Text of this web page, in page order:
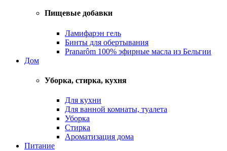
Пищевые добавки
Ламифарэн гель
Бинты для обертывания
Pranarôm 100% эфирные масла из Бельгии
Дом
Уборка, стирка, кухня
Для кухни
Для ванной комнаты, туалета
Уборка
Стирка
Ароматизация дома
Питание